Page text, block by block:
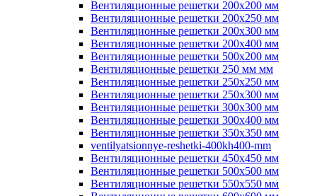
Вентиляционные решетки 200х200 мм
Вентиляционные решетки 200х250 мм
Вентиляционные решетки 200х300 мм
Вентиляционные решетки 200х400 мм
Вентиляционные решетки 500х200 мм
Вентиляционные решетки 250 мм мм
Вентиляционные решетки 250х250 мм
Вентиляционные решетки 250х300 мм
Вентиляционные решетки 300х300 мм
Вентиляционные решетки 300х400 мм
Вентиляционные решетки 350х350 мм
ventilyatsionnye-reshetki-400kh400-mm
Вентиляционные решетки 450х450 мм
Вентиляционные решетки 500х500 мм
Вентиляционные решетки 550х550 мм